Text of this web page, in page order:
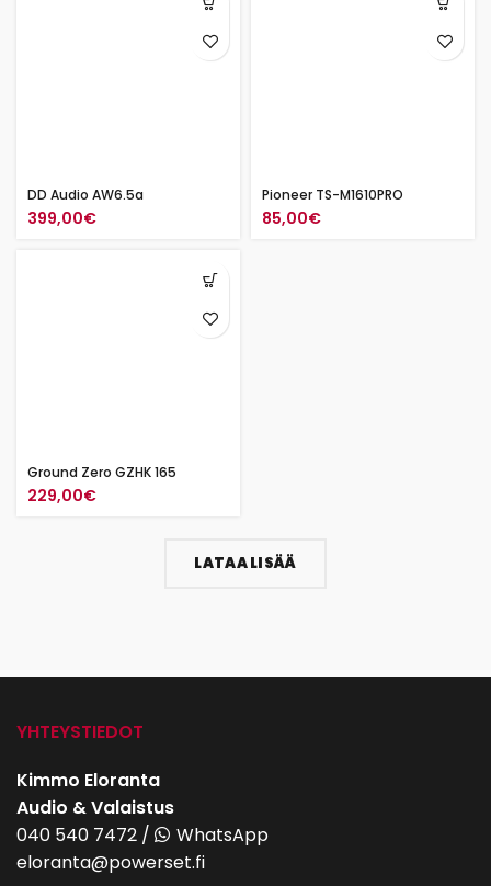
DD Audio AW6.5a
399,00€
Pioneer TS-M1610PRO
85,00€
Ground Zero GZHK 165
229,00€
LATAA LISÄÄ
YHTEYSTIEDOT
Kimmo Eloranta
Audio & Valaistus
040 540 7472 /
WhatsApp
eloranta@powerset.fi